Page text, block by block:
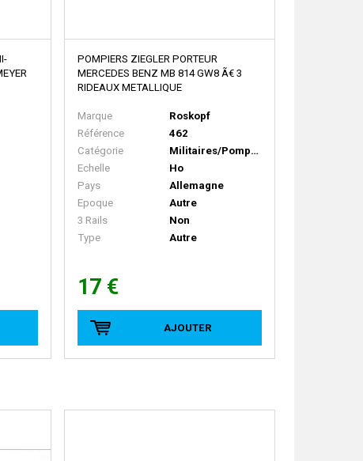
POMPIERS ZIEGLER PORTEUR
MERCEDES BENZ MB 814 GW8 Ã€ 3
RIDEAUX METALLIQUE
Marque
Roskopf
Référence
462
Catégorie
Militaires/Pompiers/Polices/Ambulances
Echelle
Ho
Pays
Allemagne
Epoque
Autre
3 Rails
Non
Type
Autre
17 €
AJOUTER